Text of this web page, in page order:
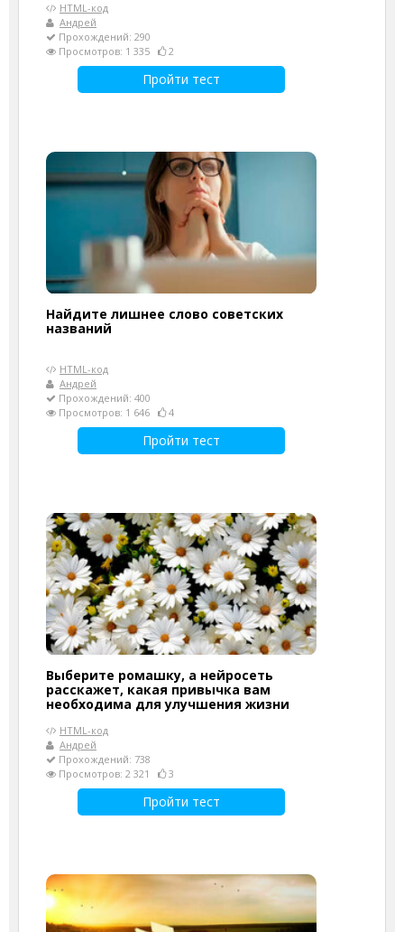
HTML-код
Андрей
Прохождений: 290
Просмотров: 1 335
2
Пройти тест
Найдите лишнее слово советских
названий
HTML-код
Андрей
Прохождений: 400
Просмотров: 1 646
4
Пройти тест
Выберите ромашку, а нейросеть
расскажет, какая привычка вам
необходима для улучшения жизни
HTML-код
Андрей
Прохождений: 738
Просмотров: 2 321
3
Пройти тест